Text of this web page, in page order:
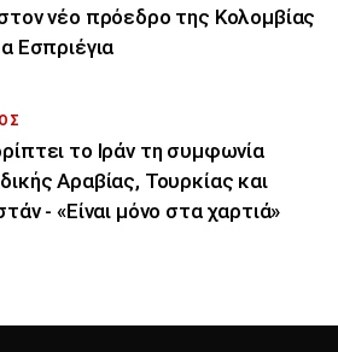
νέο πρόεδρο της Κολομβίας
Εσπριέγια
το Ιράν τη συμφωνία
Αραβίας, Τουρκίας και
- «Είναι μόνο στα χαρτιά»